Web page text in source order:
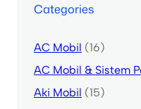
Categories
AC Mobil (16)
AC Mobil & Sistem
Aki Mobil (15)